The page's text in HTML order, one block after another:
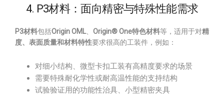
4. P3材料：面向精密与特殊性能需求
P3材料包括Origin OML、 Origin® One特色材料等，适用于对精
度、表面质量和材料特性要求很高的工装件，例如：
对细小结构、微型卡扣工装有高精度要求的场景
需要特殊耐化学性或耐高温性能的支持结构
试验验证用的功能性治具、小型精密夹具